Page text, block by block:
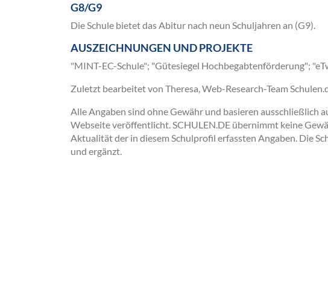
G8/G9
Die Schule bietet das Abitur nach neun Schuljahren an (G9).
AUSZEICHNUNGEN UND PROJEKTE
"MINT-EC-Schule"; "Gütesiegel Hochbegabtenförderung";
Zuletzt bearbeitet von Theresa, Web-Research-Team
Alle Angaben sind ohne Gewähr und basieren ausschließlich
Webseite veröffentlicht. SCHULEN.DE übernimmt keine
Aktualität der in diesem Schulprofil erfassten Angaben. Die
und ergänzt.